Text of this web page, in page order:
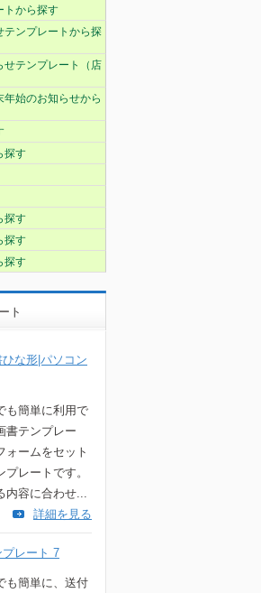
トから探す
テンプレートから探
せテンプレート（店
始のお知らせから
探す
探す
探す
探す
ト
な形|パソコン
も簡単に利用で
書テンプレー
ォームをセット
プレートです。
内容に合わせ...
詳細を見る
レート 7
も簡単に、送付